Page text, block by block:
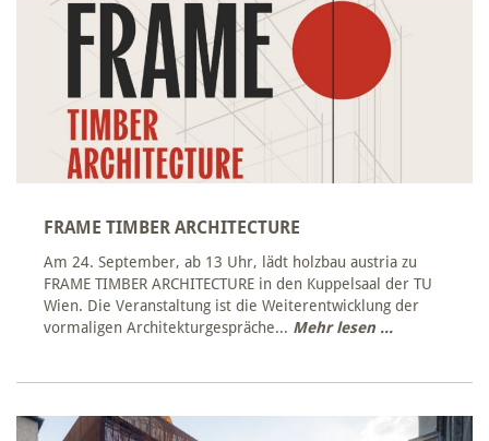
FRAME TIMBER ARCHITECTURE
Am 24. September, ab 13 Uhr, lädt holzbau austria zu
FRAME TIMBER ARCHITECTURE in den Kuppelsaal der TU
Wien. Die Veranstaltung ist die Weiterentwicklung der
vormaligen Architekturgespräche... Mehr lesen ...